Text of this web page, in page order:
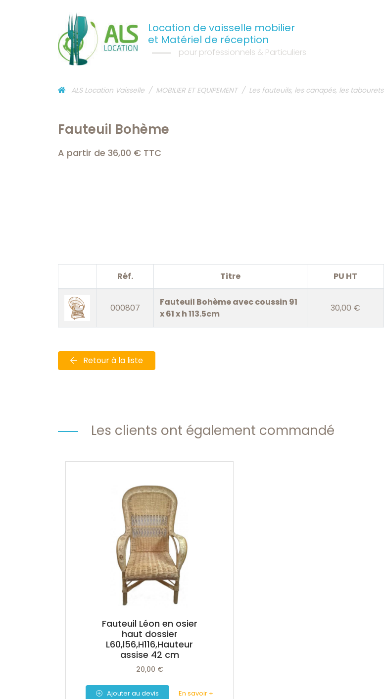
Location de vaisselle mobilier
et Matériel de réception
pour professionnels & Particuliers
ALS Location Vaisselle MOBILIER ET EQUIPEMENT Les fauteuils, les canapés, les tabourets
Fauteuil Bohème
A partir de 36,00 € TTC
Réf. Titre PU HT
000807
Fauteuil Bohème avec coussin 91
x 61 x h 113.5cm
30,00 €
Retour à la liste
Les clients ont également commandé
Fauteuil Léon en osier
haut dossier
L60,l56,H116,Hauteur
assise 42 cm
20,00 €
Ajouter au devis En savoir +